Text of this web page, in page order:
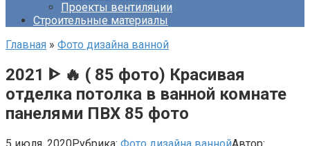
Проекты вентиляции
Строительные материалы
Главная » Фото дизайна ванной
2021 ᐈ 🔥 ( 85 фото) Красивая
отделка потолка в ванной комнате
панелями ПВХ 85 фото